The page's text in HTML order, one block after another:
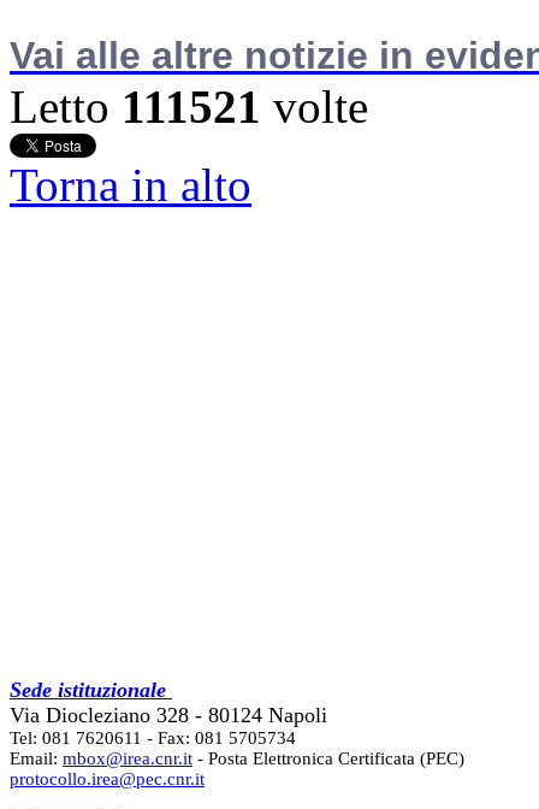
Vai alle altre notizie in
Letto 111521 volte
Torna in alto
Sede istituzionale
Via Diocleziano 328 - 80124 Napoli
Tel: 081 7620611 - Fax: 081 5705734
Email: mbox@irea.cnr.it - Posta Elettronica Certificata (PEC)
protocollo.irea@pec.cnr.it